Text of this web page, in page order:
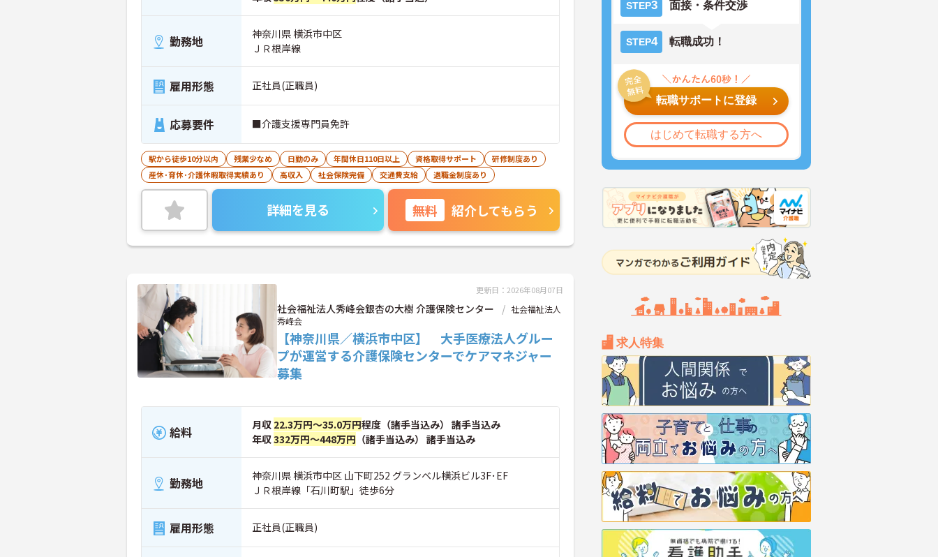
STEP3 面接・条件交渉
STEP4 転職成功！
転職サポートに登録
はじめて転職する方へ
求人特集
勤務地
神奈川県 横浜市中区
ＪＲ根岸線
雇用形態 正社員(正職員)
応募要件 ■介護支援専門員免許
駅から徒歩10分以内 残業少なめ 日勤のみ 年間休日110日以上 資格取得サポート
研修制度あり
産休･育休･介護休暇取得実績あり
高収入 社会保険完備 交通費支給 退職金制度あり
詳細を見る 無料 紹介してもらう
更新日：2026年08月07日
社会福祉法人秀峰会銀杏の大樹 介護保険センター
社会福祉法人
秀峰会
【神奈川県／横浜市中区】 大手医療法人グルー
プが運営する介護保険センターでケアマネジャー
募集
給料 月収 22.3万円～35.0万円程度（諸手当込み） 諸手当込み
年収332万円～448万円 （諸手当込み） 諸手当込み
勤務地
神奈川県 横浜市中区 山下町252 グランベル横浜ビル3F･EF
ＪＲ根岸線「石川町駅」徒歩6分
雇用形態 正社員(正職員)